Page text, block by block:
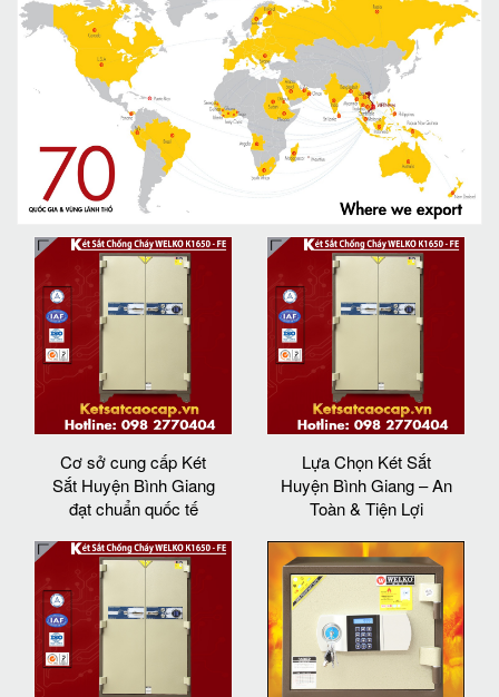
Cơ sở cung cấp Két
Sắt Huyện Bình Giang
đạt chuẩn quốc tế
Lựa Chọn Két Sắt
Huyện Bình Giang – An
Toàn & Tiện Lợi